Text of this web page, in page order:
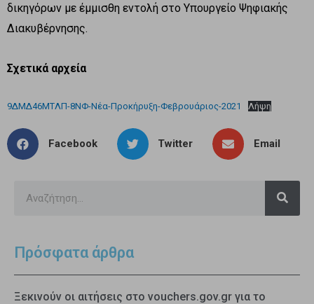
δικηγόρων με έμμισθη εντολή στο Υπουργείο Ψηφιακής
Διακυβέρνησης.
Σχετικά αρχεία
9ΔΜΔ46ΜΤΛΠ-8ΝΦ-Νέα-Προκήρυξη-Φεβρουάριος-2021 Λήψη
Facebook Twitter Email
Πρόσφατα άρθρα
Ξεκινούν οι αιτήσεις στο vouchers.gov.gr για το